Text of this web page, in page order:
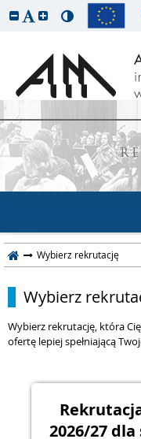
Wybierz rekrutację
Wybierz
Wybierz rekrutację, która
ofertę lepiej spełniającą
2026/27